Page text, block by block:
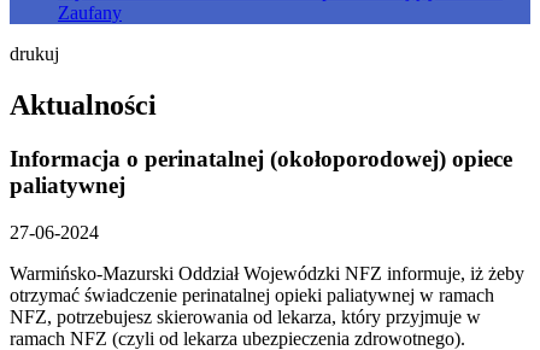
Zaufany
drukuj
Aktualności
Informacja o perinatalnej (okołoporodowej) opiece
paliatywnej
27-06-2024
Warmińsko-Mazurski Oddział Wojewódzki NFZ informuje, iż żeby
otrzymać świadczenie perinatalnej opieki paliatywnej w ramach
NFZ, potrzebujesz skierowania od lekarza, który przyjmuje w
ramach NFZ (czyli od lekarza ubezpieczenia zdrowotnego).